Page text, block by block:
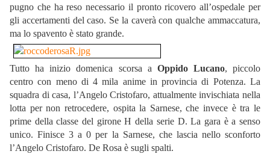
pugno che ha reso necessario il pronto ricovero all’ospedale per
gli accertamenti del caso. Se la caverà con qualche ammaccatura,
ma lo spavento è stato grande.
Tutto ha inizio domenica scorsa a Oppido Lucano, piccolo
centro con meno di 4 mila anime in provincia di Potenza. La
squadra di casa, l’Angelo Cristofaro, attualmente invischiata nella
lotta per non retrocedere, ospita la Sarnese, che invece è tra le
prime della classe del girone H della serie D. La gara è a senso
unico. Finisce 3 a 0 per la Sarnese, che lascia nello sconforto
l’Angelo Cristofaro. De Rosa è sugli spalti.